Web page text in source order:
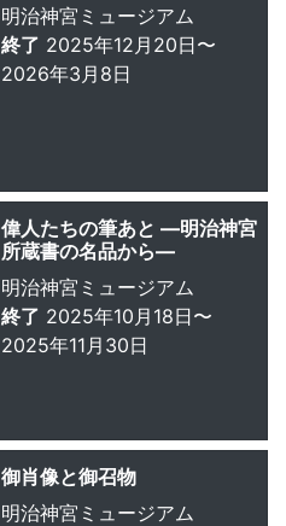
明治神宮ミュージアム
終了 2025年12月20日〜
2026年3月8日
偉人たちの筆あと ―明治神宮
所蔵書の名品から―
明治神宮ミュージアム
終了 2025年10月18日〜
2025年11月30日
御肖像と御召物
明治神宮ミュージアム